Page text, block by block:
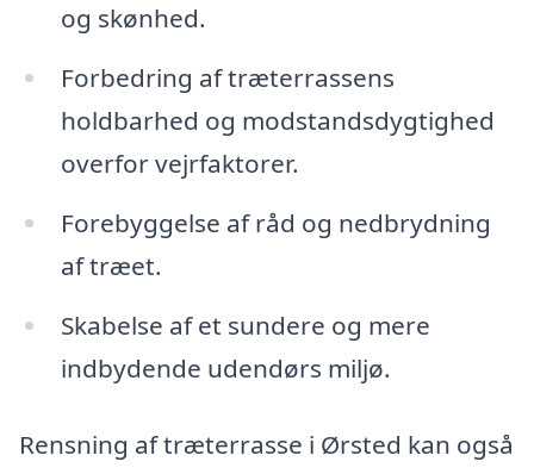
og skønhed.
Forbedring af træterrassens
holdbarhed og modstandsdygtighed
overfor vejrfaktorer.
Forebyggelse af råd og nedbrydning
af træet.
Skabelse af et sundere og mere
indbydende udendørs miljø.
Rensning af træterrasse i Ørsted kan også